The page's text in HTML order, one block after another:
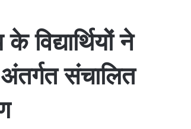
के विद्यार्थियों ने
संचालित